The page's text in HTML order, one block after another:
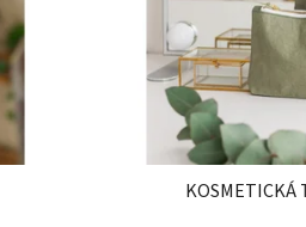
KOSMETICKÁ